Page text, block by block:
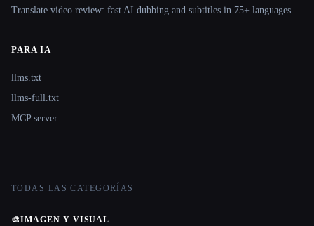
Translate.video review: fast AI dubbing and subtitles in 75+ languages
PARA IA
llms.txt
llms-full.txt
MCP server
TODAS LAS CATEGORÍAS
🎨IMAGEN Y VISUAL